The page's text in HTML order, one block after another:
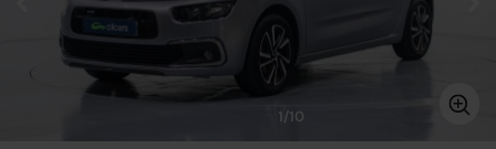
1/10